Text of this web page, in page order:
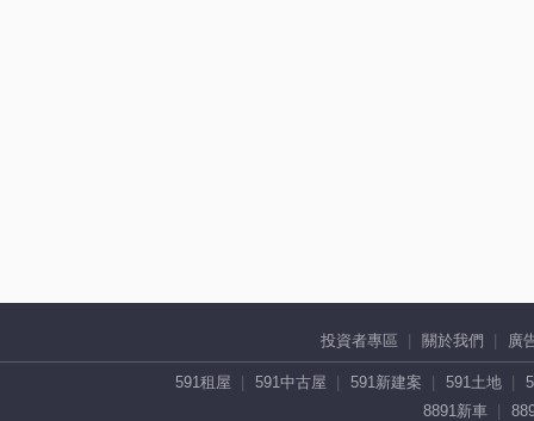
投資者專區 關於我們 廣
591租屋 591中古屋 591新建案 591土地
8891新車